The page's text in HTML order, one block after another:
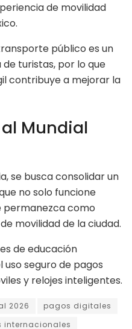
de movilidad
público es un
turistas, por lo que
contribuye a mejorar la
Mundial
se busca consolidar un
no solo funcione
permanezca como
movilidad de la ciudad.
de educación
seguro de pagos
y relojes inteligentes.
2026
pagos digitales
internacionales